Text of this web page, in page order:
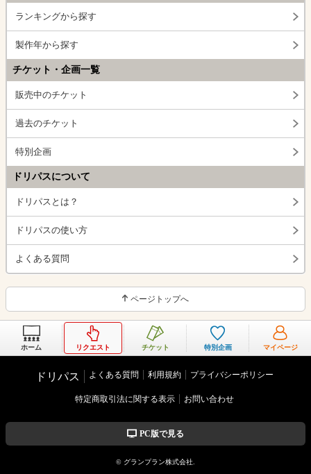
ランキングから探す
製作年から探す
チケット・企画一覧
販売中のチケット
過去のチケット
特別企画
ドリパスについて
ドリパスとは？
ドリパスの使い方
よくある質問
ページトップへ
ホーム リクエスト チケット 特別企画 マイページ
ドリパス よくある質問 利用規約 プライバシーポリシー
特定商取引法に関する表示 お問い合わせ
PC版で見る
© グランプラン株式会社.